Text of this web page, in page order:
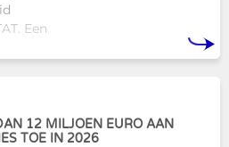
Een
12 MILJOEN EURO AAN
TOE IN 2026